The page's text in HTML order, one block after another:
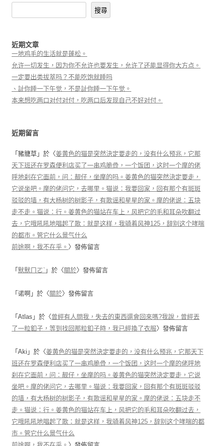
搜尋
近期文章
一地鸡毛的生活就是蓬松。
允许一切发生，因为你不允许也要发生，允许了还能显得你大方点。
一定要出类拔萃吗？不能吃饱就睡吗
、訨你睡一下午觉，不是訨你睡一下午觉。
本来想吃两口对付对付，吃两口后发现自己不好对付。
近期留言
「 豬籠草 」於〈姜黄色的猫是突然決定要走的，没有什么预兆，它那
天下班还在罗森便利店买了一串鸡脆骨，一个饭团，这时一个摩的佬
呼地刹在它面前，问：靓仔，坐摩的吗。姜黄色的猫突然決定要走，
它说坐吧。摩的佬问它，去哪里。猫说：我要回家，回有那个有斑斑
驳驳的墙，有大杨树的树影子，有歌谣和星星的家。摩的佬说：五块
走不走。猫说：行。姜黄色的猫站在车上，风把它的毛和耳朵吹翻过
去，它哦吼吼地唱起了歌：就是这样，我骑着风神125，辞别这个哮喘
的都市。管它什么景气什么
前途啊，我不在乎。 〉發佈留言
「 默默ㄇㄛˋ 」於〈 關於〉發佈留言
「 诺啊 」於〈 關於〉發佈留言
「 Atlas 」於〈曾經有人問我，失去的東西還會回來嗎?我說，曾經丟
了一粒釦子，等到找回那粒釦子時，我已經換了衣服〉發佈留言
「 Aki 」於〈姜黄色的猫是突然決定要走的，没有什么预兆，它那天下
班还在罗森便利店买了一串鸡脆骨，一个饭团，这时一个摩的佬呼地
刹在它面前，问：靓仔，坐摩的吗。姜黄色的猫突然決定要走，它说
坐吧。摩的佬问它，去哪里。猫说：我要回家，回有那个有斑斑驳驳
的墙，有大杨树的树影子，有歌谣和星星的家。摩的佬说：五块走不
走。猫说：行。姜黄色的猫站在车上，风把它的毛和耳朵吹翻过去，
它哦吼吼地唱起了歌：就是这样，我骑着风神125，辞别这个哮喘的都
市。管它什么景气什么